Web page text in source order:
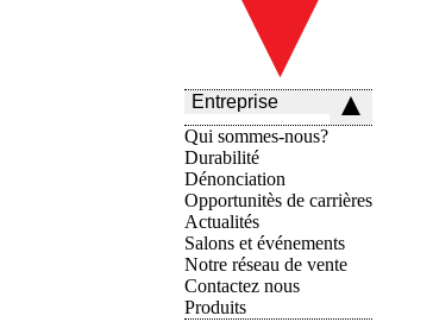
Entreprise
Qui sommes-nous?
Durabilité
Dénonciation
Opportunitès de carrières
Actualités
Salons et événements
Notre réseau de vente
Contactez nous
Produits